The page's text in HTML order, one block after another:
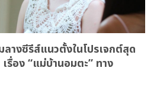
างซีรีส์แนวตั้งในโปรเจกต์สุด
อง “แม่บ้านอมตะ” ทาง